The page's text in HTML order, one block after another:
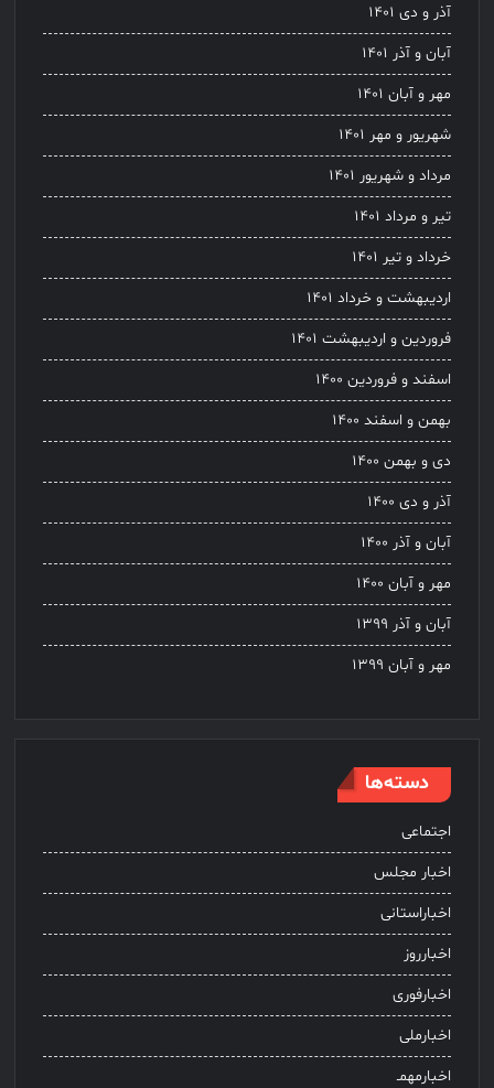
آذر و دی ۱۴۰۱
آبان و آذر ۱۴۰۱
مهر و آبان ۱۴۰۱
شهریور و مهر ۱۴۰۱
مرداد و شهریور ۱۴۰۱
تیر و مرداد ۱۴۰۱
خرداد و تیر ۱۴۰۱
اردیبهشت و خرداد ۱۴۰۱
فروردین و اردیبهشت ۱۴۰۱
اسفند و فروردین ۱۴۰۰
بهمن و اسفند ۱۴۰۰
دی و بهمن ۱۴۰۰
آذر و دی ۱۴۰۰
آبان و آذر ۱۴۰۰
مهر و آبان ۱۴۰۰
آبان و آذر ۱۳۹۹
مهر و آبان ۱۳۹۹
دسته‌ها
اجتماعی
اخبار مجلس
اخباراستانی
اخبارروز
اخبارفوری
اخبارملی
اخبارمهمـ